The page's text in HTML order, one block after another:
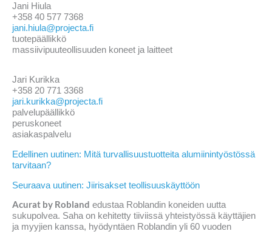
Jani Hiula
+358 40 577 7368
jani.hiula@projecta.fi
tuotepäällikkö
massiivipuuteollisuuden koneet ja laitteet
Jari Kurikka
+358 20 771 3368
jari.kurikka@projecta.fi
palvelupäällikkö
peruskoneet
asiakaspalvelu
Edellinen uutinen: Mitä turvallisuustuotteita alumiinintyöstössä
tarvitaan?
Seuraava uutinen: Jiirisakset teollisuuskäyttöön
Acurat by Robland edustaa Roblandin koneiden uutta
sukupolvea. Saha on kehitetty tiiviissä yhteistyössä käyttäjien
ja myyjien kanssa, hyödyntäen Roblandin yli 60 vuoden